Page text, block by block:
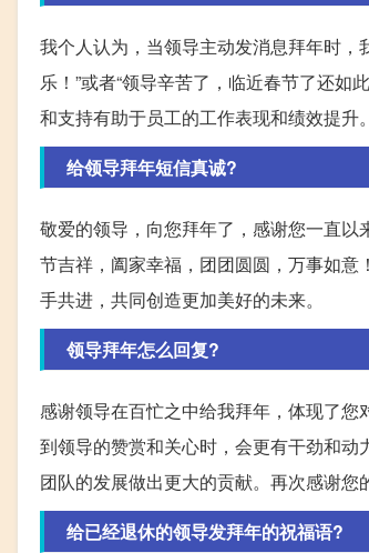
我个人认为，当领导主动发消息拜年时
乐！”或者“领导辛苦了，临近春节了还
和支持有助于员工的工作表现和绩效提升
给领导拜年短信真诚?
敬爱的领导，向您拜年了，感谢您一直
节吉祥，阖家幸福，团团圆圆，万事如
手共进，共同创造更加美好的未来。
领导拜年怎么回复?
感谢领导在百忙之中给我拜年，体现了
到领导的赞赏和关心时，会更有干劲和
团队的发展做出更大的贡献。再次感谢您
给已经退休的领导发拜年的祝福语?